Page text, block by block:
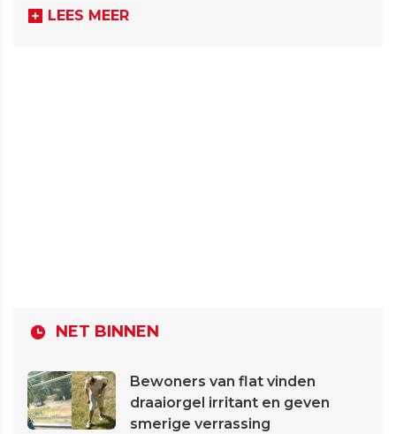
LEES MEER
NET BINNEN
Bewoners van flat vinden
draaiorgel irritant en geven
smerige verrassing